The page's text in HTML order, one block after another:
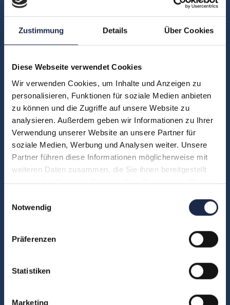
Zustimmung Details Über Cookies
Diese Webseite verwendet Cookies
Wir verwenden Cookies, um Inhalte und Anzeigen zu
personalisieren, Funktionen für soziale Medien anbieten
zu können und die Zugriffe auf unsere Website zu
analysieren. Außerdem geben wir Informationen zu Ihrer
Verwendung unserer Website an unsere Partner für
soziale Medien, Werbung und Analysen weiter. Unsere
Partner führen diese Informationen möglicherweise mit
weiteren Daten zusammen, die Sie ihnen bereitgestellt
Notwendig
Präferenzen
Statistiken
Marketing
Über uns
FAQ
Fachbereiche
Abo & Subscription
Anzeigen
IT und Digital
Marketing
Social & Community